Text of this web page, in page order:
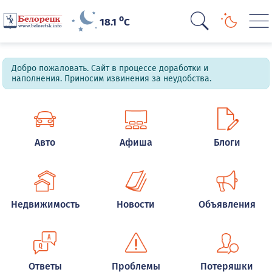
18.1oC
Добро пожаловать. Сайт в процессе доработки и
наполнения. Приносим извинения за неудобства.
Авто Афиша Блоги
Недвижимость Новости Объявления
Ответы Проблемы Потеряшки